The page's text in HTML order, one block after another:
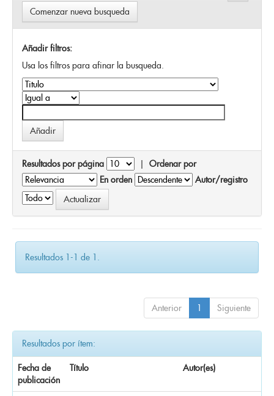
Comenzar nueva busqueda
Añadir filtros:
Usa los filtros para afinar la busqueda.
Resultados por página | Ordenar por
En orden
Autor/registro
Resultados 1-1 de 1.
Anterior 1 Siguiente
Resultados por ítem:
Fecha de
publicación
Título Autor(es)